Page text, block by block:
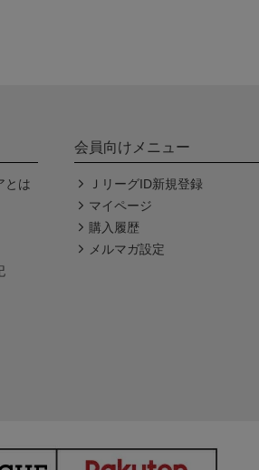
とは
会員向けメニュー
ＪリーグID新規登録
マイページ
購入履歴
メルマガ設定